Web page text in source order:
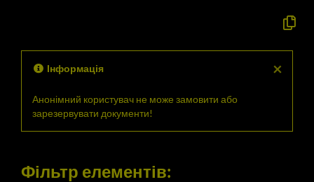
у
×
Інформація
Анонімний користувач не може замовити або
зарезервувати документи!
Фільтр елементів: